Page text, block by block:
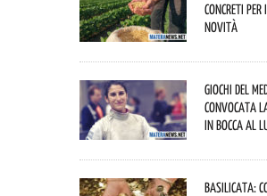
concreti per
novità
Giochi del
convocata
In bocca al
Basilicata: